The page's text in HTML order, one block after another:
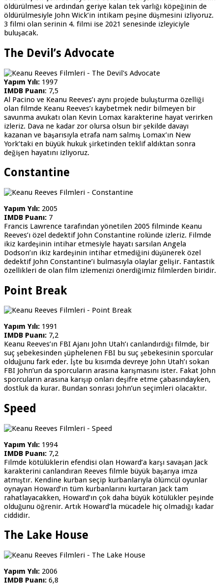
öldürülmesi ve ardından geriye kalan tek varlığı köpeğinin de
öldürülmesiyle John Wick’in intikam peşine düşmesini izliyoruz.
3 filmi olan serinin 4. filmi ise 2021 senesinde izleyiciyle
buluşacak.
The Devil’s Advocate
Yapım Yılı: 1997
IMDB Puanı: 7,5
Al Pacino ve Keanu Reeves’ı aynı projede buluşturma özelliği
olan filmde Keanu Reeves’ı kaybetmek nedir bilmeyen bir
savunma avukatı olan Kevin Lomax karakterine hayat verirken
izleriz. Dava ne kadar zor olursa olsun bir şekilde davayı
kazanan ve başarısıyla etrafa nam salmış Lomax’ın New
York’taki en büyük hukuk şirketinden teklif aldıktan sonra
değişen hayatını izliyoruz.
Constantine
Yapım Yılı: 2005
IMDB Puanı: 7
Francis Lawrence tarafından yönetilen 2005 filminde Keanu
Reeves’ı özel dedektif John Constantine rolünde izleriz. Filmde
ikiz kardeşinin intihar etmesiyle hayatı sarsılan Angela
Dodson’ın ikiz kardeşinin intihar etmediğini düşünerek özel
dedektif John Constantine’i bulmasıyla olaylar gelişir. Fantastik
özellikleri de olan film izlemenizi önerdiğimiz filmlerden biridir.
Point Break
Yapım Yılı: 1991
IMDB Puanı: 7,2
Keanu Reeves’ın FBI Ajanı John Utah’ı canlandırdığı filmde, bir
suç şebekesinden şüphelenen FBI bu suç şebekesinin sporcular
olduğunu fark eder. İşte bu kısımda devreye John Utah’ı sokan
FBI John’un da sporcuların arasına karışmasını ister. Fakat John
sporcuların arasına karışıp onları deşifre etme çabasındayken,
dostluk da kurar. Bundan sonrası John’un seçimleri olacaktır.
Speed
Yapım Yılı: 1994
IMDB Puanı: 7,2
Filmde kötülüklerin efendisi olan Howard’a karşı savaşan Jack
karakterini canlandıran Reeves filmle büyük başarıya imza
atmıştır. Kendine kurban seçip kurbanlarıyla ölümcül oyunlar
oynayan Howard’ın tüm kurbanlarını kurtaran Jack tam
rahatlayacakken, Howard’ın çok daha büyük kötülükler peşinde
olduğunu öğrenir. Artık Howard’la mücadele hiç olmadığı kadar
ciddidir.
The Lake House
Yapım Yılı: 2006
IMDB Puanı: 6,8